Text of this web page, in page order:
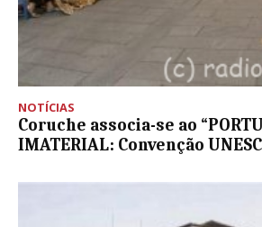
NOTÍCIAS
Coruche associa-se ao
IMATERIAL: Convenção